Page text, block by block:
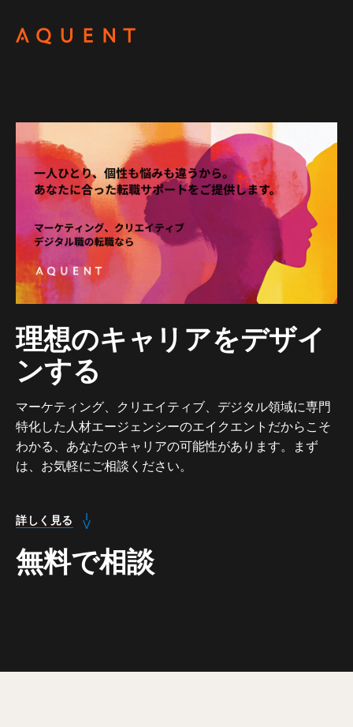
理想のキャリアをデザイ
ンする
マーケティング、クリエイティブ、デジタル領域に専門
特化した人材エージェンシーのエイクエントだからこそ
わかる、あなたのキャリアの可能性があります。まず
は、お気軽にご相談ください。
詳しく見る
無料で相談